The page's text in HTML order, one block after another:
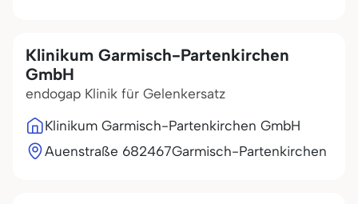
Klinikum Garmisch-Partenkirchen
GmbH
endogap Klinik für Gelenkersatz
Klinikum Garmisch-Partenkirchen GmbH
Auenstraße 682467Garmisch-Partenkirchen